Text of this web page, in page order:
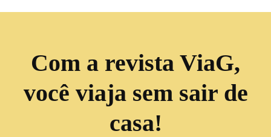
Com a revista ViaG,
você viaja sem sair de
casa!